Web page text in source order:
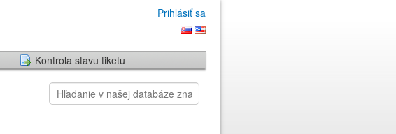
Prihlásiť sa
Kontrola stavu tiketu